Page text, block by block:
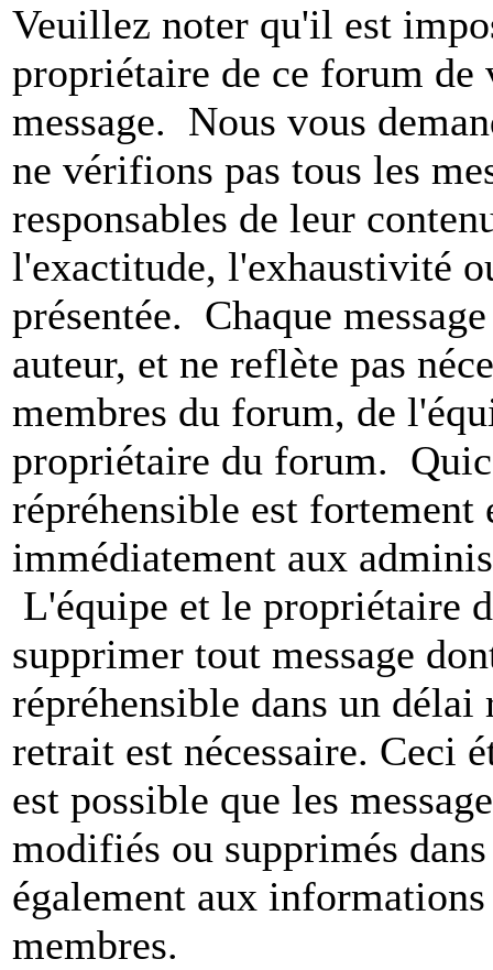
Veuillez noter qu'il est
propriétaire de ce forum
message. Nous vous
ne vérifions pas tous les
responsables de leur
l'exactitude, l'exhaustivité
présentée. Chaque
auteur, et ne reflète pas
membres du forum, de
propriétaire du forum.
répréhensible est
immédiatement aux
L'équipe et le propriétaire
supprimer tout message
répréhensible dans un
retrait est nécessaire. Ceci
est possible que les
modifiés ou supprimés
également aux
membres.